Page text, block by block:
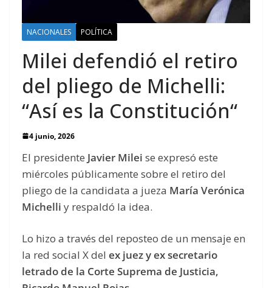
NACIONALES POLÍTICA
Milei defendió el retiro
del pliego de Michelli:
“Así es la Constitución“
4 junio, 2026
El presidente Javier Milei se expresó este
miércoles públicamente sobre el retiro del
pliego de la candidata a jueza María Verónica
Michelli y respaldó la idea.
Lo hizo a través del reposteo de un mensaje en
la red social X del ex juez y ex secretario
letrado de la Corte Suprema de Justicia,